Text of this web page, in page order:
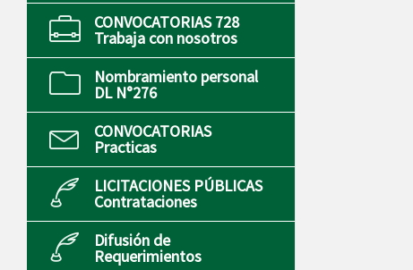
CONVOCATORIAS 728
Trabaja con nosotros
Nombramiento personal
DL N°276
CONVOCATORIAS
Practicas
LICITACIONES PÚBLICAS
Contrataciones
Difusión de
Requerimientos